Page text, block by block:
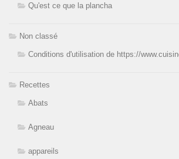
Qu'est ce que la plancha
Non classé
Conditions d'utilisation de https://
Recettes
Abats
Agneau
appareils